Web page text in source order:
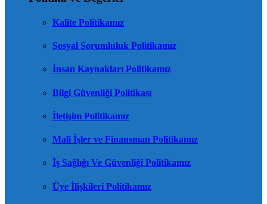
Kalite Politikamız
Sosyal Sorumluluk Politikamız
İnsan Kaynakları Politikamız
Bilgi Güvenliği Politikası
İletişim Politikamız
Mali İşler ve Finansman Politikamız
İş Sağlığı Ve Güvenliği Politikamız
Üye İlişkileri Politikamız